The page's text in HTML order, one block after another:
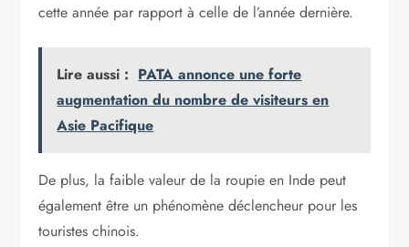
cette année par rapport à celle de l’année dernière.
Lire aussi : PATA annonce une forte
augmentation du nombre de visiteurs en
Asie Pacifique
De plus, la faible valeur de la roupie en Inde peut
également être un phénomène déclencheur pour les
touristes chinois.